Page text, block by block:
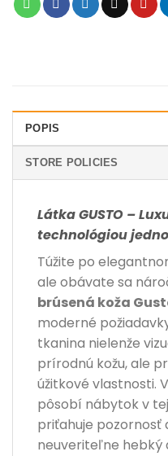
POPIS
STORE POLICIES
Látka GUSTO –
technológiou
Túžite po
ale obávate sa
brúsená koža
moderné
tkanina nielenže
prírodnú kožu, ale
úžitkové vlastnosti.
pôsobí nábytok v
priťahuje pozornosť
neuveriteľne hebký